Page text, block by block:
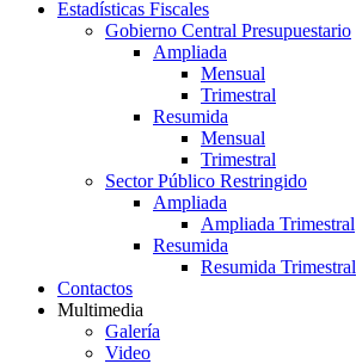
Estadísticas Fiscales
Gobierno Central Presupuestario
Ampliada
Mensual
Trimestral
Resumida
Mensual
Trimestral
Sector Público Restringido
Ampliada
Ampliada Trimestral
Resumida
Resumida Trimestral
Contactos
Multimedia
Galería
Video